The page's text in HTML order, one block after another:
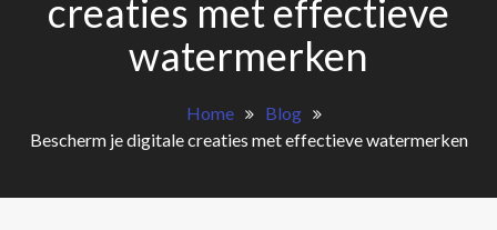
creaties met effectieve
watermerken
Home
Blog
Bescherm je digitale creaties met effectieve watermerken